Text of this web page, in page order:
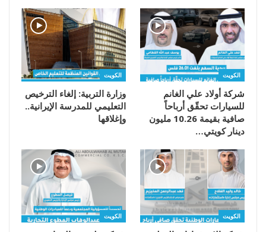
الكويت
شركة أولاد علي الغانم
للسيارات تحقّق أرباحاً
صافية بقيمة 10.26 مليون
دينار كويتي…
الكويت
وزارة التربية: إلغاء الترخيص
التعليمي للمدرسة الإيرانية..
وإغلاقها
الكويت الكويت